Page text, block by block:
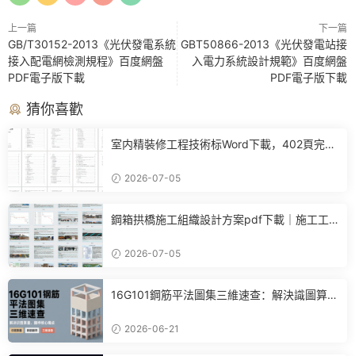
上一篇
GB/T30152-2013《光伏發電系統
接入配電網檢測規程》百度網盤
PDF電子版下載
下一篇
GBT50866-2013《光伏發電站接
入電力系統設計規範》百度網盤
PDF電子版下載
猜你喜歡
室内精裝修工程技術标Word下載，402頁完整
2026-07-05
鋼箱拱橋施工組織設計方案pdf下載｜施工工
2026-07-05
16G101鋼筋平法圖集三維速查：解決識圖算
2026-06-21